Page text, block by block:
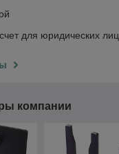
для юридических лиц
компании